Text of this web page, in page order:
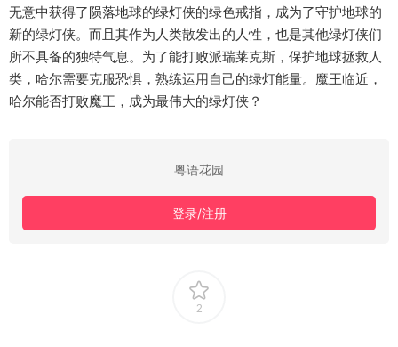
无意中获得了陨落地球的绿灯侠的绿色戒指，成为了守护地球的
新的绿灯侠。而且其作为人类散发出的人性，也是其他绿灯侠们
所不具备的独特气息。为了能打败派瑞莱克斯，保护地球拯救人
类，哈尔需要克服恐惧，熟练运用自己的绿灯能量。魔王临近，
哈尔能否打败魔王，成为最伟大的绿灯侠？
粤语花园
登录/注册
2